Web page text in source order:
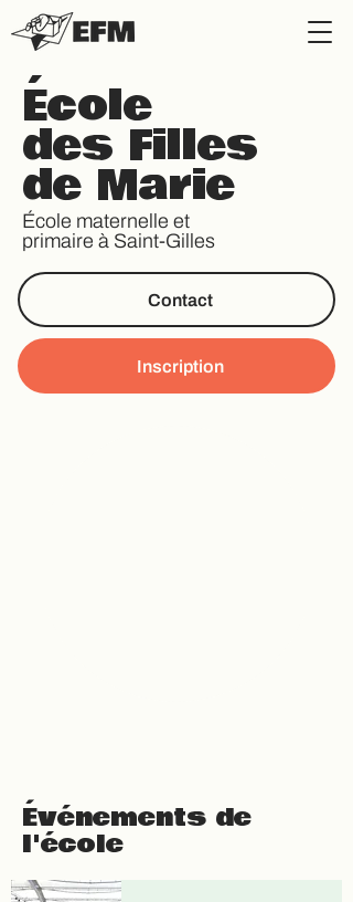
École
des Filles
de Marie
École maternelle et
primaire à Saint-Gilles
Contact
Inscription
Événements de
l'école